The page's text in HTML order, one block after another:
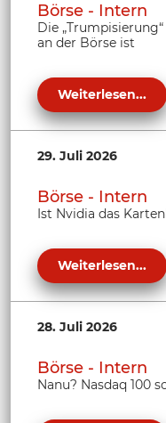
Börse - Intern
Die
an der Börse ist
Weiterlesen...
29. Juli 2026
Börse - Intern
Ist Nvidia das
Weiterlesen...
28. Juli 2026
Börse - Intern
Nanu? Nasdaq 100